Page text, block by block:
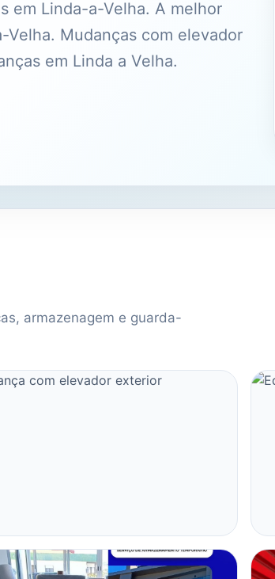
em Linda-a-Velha. A melhor
Velha. Mudanças com elevador
em Linda a Velha.
armazenagem e guarda-